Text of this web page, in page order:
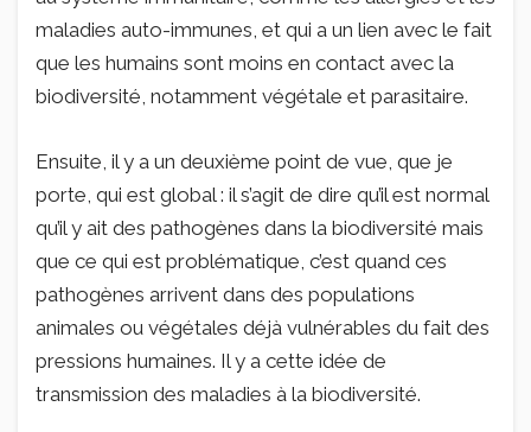
maladies auto-immunes, et qui a un lien avec le fait
que les humains sont moins en contact avec la
biodiversité, notamment végétale et parasitaire.
Ensuite, il y a un deuxième point de vue, que je
porte, qui est global : il s’agit de dire qu’il est normal
qu’il y ait des pathogènes dans la biodiversité mais
que ce qui est problématique, c’est quand ces
pathogènes arrivent dans des populations
animales ou végétales déjà vulnérables du fait des
pressions humaines. Il y a cette idée de
transmission des maladies à la biodiversité.